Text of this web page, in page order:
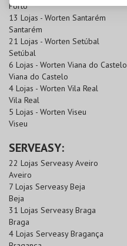
Porto
13 Lojas - Worten Santarém
Santarém
21 Lojas - Worten Setúbal
Setúbal
6 Lojas - Worten Viana do Castelo
Viana do Castelo
4 Lojas - Worten Vila Real
Vila Real
5 Lojas - Worten Viseu
Viseu
SERVEASY:
22 Lojas Serveasy Aveiro
Aveiro
7 Lojas Serveasy Beja
Beja
31 Lojas Serveasy Braga
Braga
4 Lojas Serveasy Bragança